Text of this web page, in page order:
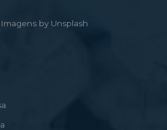
by Unsplash